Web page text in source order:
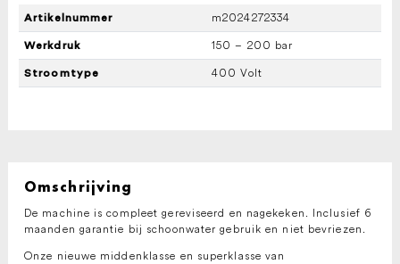
Artikelnummer m2024272334
Werkdruk 150 – 200 bar
Stroomtype 400 Volt
Omschrijving
De machine is compleet gereviseerd en nagekeken. Inclusief 6
maanden garantie bij schoonwater gebruik en niet bevriezen.
Onze nieuwe middenklasse en superklasse van